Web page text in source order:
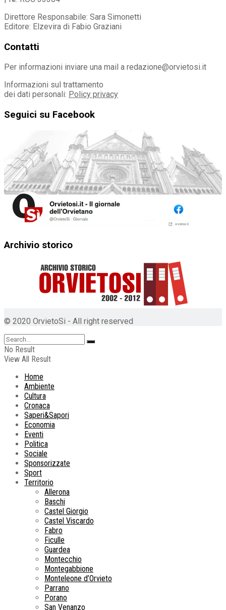
Direttore Responsabile: Sara Simonetti
Editore: Elzevira di Fabio Graziani
Contatti
Per informazioni inviare una mail a redazione@orvietosi.it
Informazioni sul trattamento
dei dati personali: Policy privacy
Seguici su Facebook
Archivio storico
© 2020 OrvietoSi - All right reserved
No Result
View All Result
Home
Ambiente
Cultura
Cronaca
Saperi&Sapori
Economia
Eventi
Politica
Sociale
Sponsorizzate
Sport
Territorio
Allerona
Baschi
Castel Giorgio
Castel Viscardo
Fabro
Ficulle
Guardea
Montecchio
Montegabbione
Monteleone d’Orvieto
Parrano
Porano
San Venanzo